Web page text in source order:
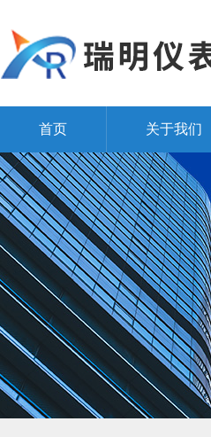
首页 关于我们